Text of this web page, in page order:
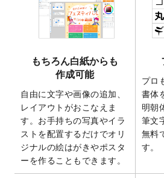
2025/9/10
喪中はがき・寒中見
レートを公開いたし
2025/8/1
9,160万点以上の写
2025/7/30
キャンバスプリント
トを追加いたしまし
2025/6/30
暑中見舞いのデザイ
しました。
2025/6/27
キャンバスプリント
トを追加いたしまし
2025/6/24
2026年版1月始まり
テンプレートを公開
もちろん白紙からも
作成可能
自由に文字や画像の追加、
レイアウトがおこなえま
す。お手持ちの写真やイラ
ストを配置するだけでオリ
ジナルの絵はがきやポスタ
ーを作ることもできます。
プロ
書体
明朝
筆文
無料
す。